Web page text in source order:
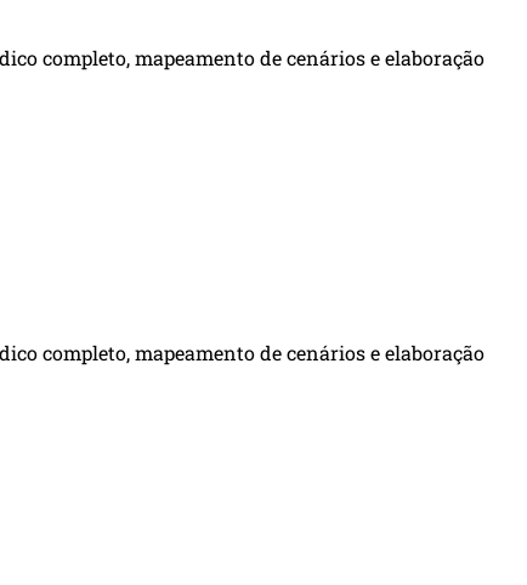
completo, mapeamento de cenários e elaboração
completo, mapeamento de cenários e elaboração